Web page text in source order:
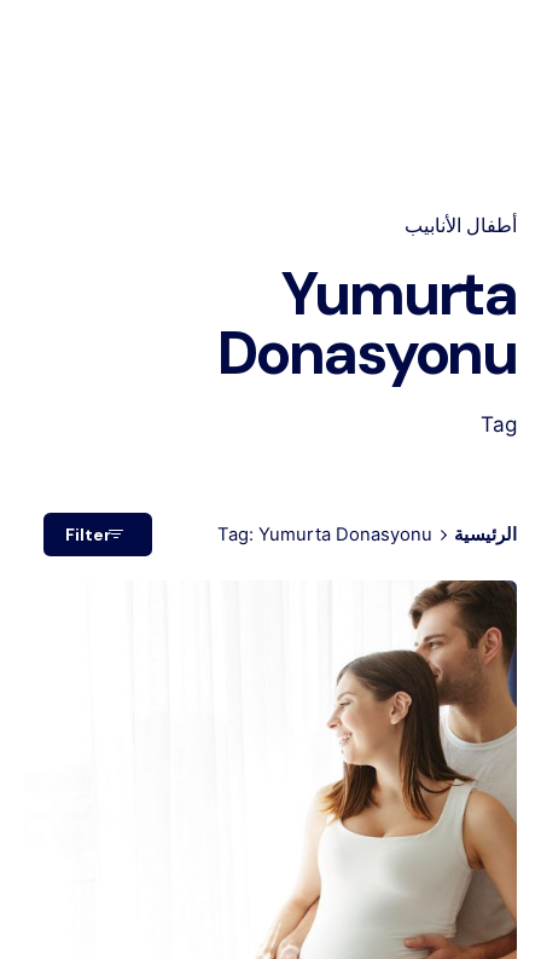
أطفال الأنابيب
Yumurta
Donasyonu
Tag
الرئيسية Tag: Yumurta Donasyonu
Filter